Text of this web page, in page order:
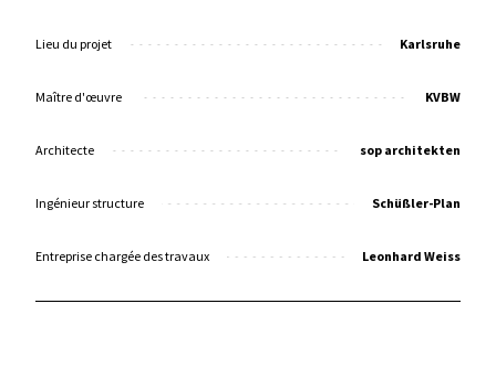
Lieu du projet Karlsruhe
Maître d'œuvre KVBW
Architecte sop architekten
Ingénieur structure Schüßler-Plan
Entreprise chargée des travaux Leonhard Weiss